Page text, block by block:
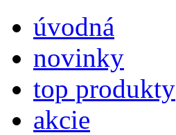
úvodná
novinky
top produkty
akcie